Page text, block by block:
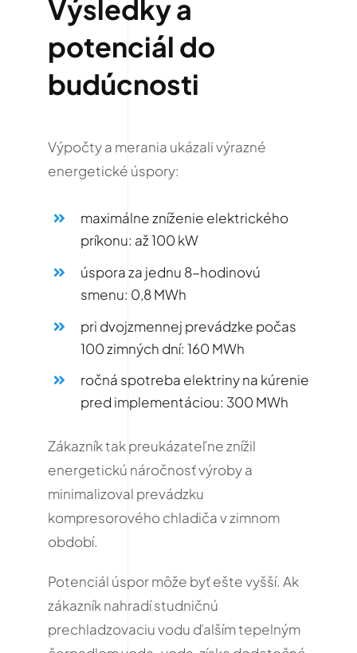
Výsledky a
potenciál do
budúcnosti
Výpočty a merania ukázali výrazné
energetické úspory:
maximálne zníženie elektrického
príkonu: až 100 kW
úspora za jednu 8-hodinovú
smenu: 0,8 MWh
pri dvojzmennej prevádzke počas
100 zimných dní: 160 MWh
ročná spotreba elektriny na kúrenie
pred implementáciou: 300 MWh
Zákazník tak preukázateľne znížil
energetickú náročnosť výroby a
minimalizoval prevádzku
kompresorového chladiča v zimnom
období.
Potenciál úspor môže byť ešte vyšší. Ak
zákazník nahradí studničnú
prechladzovaciu vodu ďalším tepelným